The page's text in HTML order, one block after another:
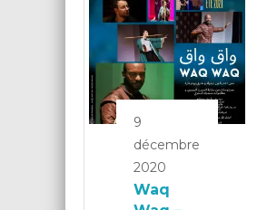
9
décembre
2020
Waq